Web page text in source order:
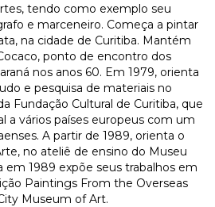
tendo como exemplo seu
e marceneiro. Começa a pintar
na cidade de Curitiba. Mantém
ponto de encontro dos
nos anos 60. Em 1979, orienta
e pesquisa de materiais no
Fundação Cultural de Curitiba, que
a vários países europeus com um
A partir de 1989, orienta o
no ateliê de ensino do Museu
em 1989 expõe seus trabalhos em
Paintings From the Overseas
Museum of Art.